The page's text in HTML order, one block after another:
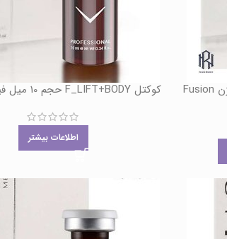
کوکتل F_LIFT+BODY حجم 10 میل فیوژن Fusion
اطلاعات بیشتر